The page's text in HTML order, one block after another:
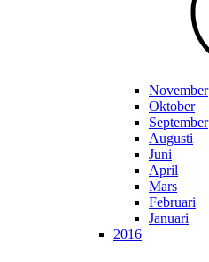
November
Oktober
September
Augusti
Juni
April
Mars
Februari
Januari
2016